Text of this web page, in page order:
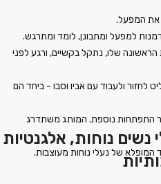
את המפעל
למפעל ומתבונן, לומד ומתרגש
הראשונה שלו, נתקל בקשיים, ורגע לפני
לחזור ולעבוד עם אביו וסבו - ביחד הם
,המפעל עובר התפתחות נוספת. המותג משתדרג
של נעלי נוחות מעוצבות
נשים נוחות, אלגנטיות